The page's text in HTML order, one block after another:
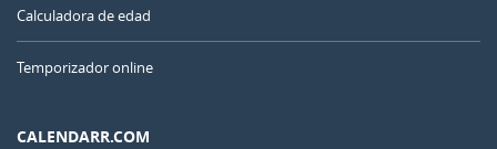
Calculadora de edad
Temporizador online
CALENDARR.COM